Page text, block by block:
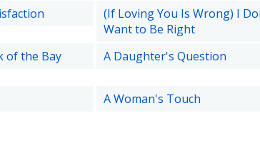
(If Loving You Is Wrong) I
Want to Be Right
of the Bay A Daughter's Question
A Woman's Touch